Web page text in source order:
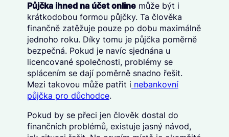
Půjčka ihned na účet onlinemůže být i
krátkodobou formou půjčky. Ta člověka
finančně zatěžuje pouze po dobu maximálně
jednoho roku. Díky tomu je půjčka poměrně
bezpečná. Pokud je navíc sjednána u
licencované společnosti, problémy se
splácením se dají poměrně snadno řešit.
Mezi takovou může patřit i nebankovní
půjčka pro důchodce.
Pokud by se přeci jen člověk dostal do
finančních problémů, existuje jasný návod,